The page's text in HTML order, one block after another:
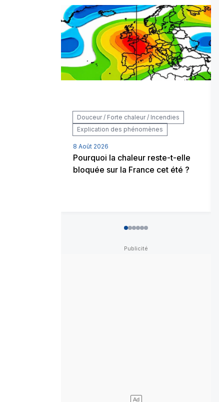
Douceur / Forte chaleur / Incendies
Explication des phénomènes
8 Août 2026
Pourquoi la chaleur reste-t-elle
bloquée sur la France cet été ?
012345